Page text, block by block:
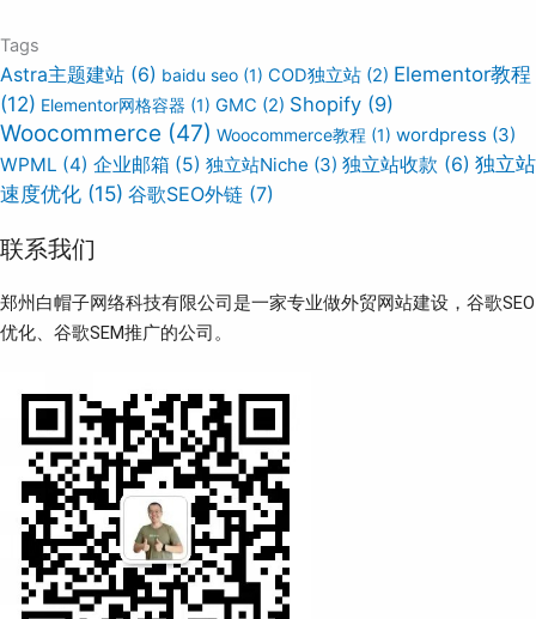
Tags
Astra主题建站 (6) baidu seo (1) COD独立站 (2) Elementor教程
(12) Elementor网格容器 (1) GMC (2) Shopify (9)
Woocommerce (47) Woocommerce教程 (1) wordpress (3)
WPML (4) 企业邮箱 (5) 独立站Niche (3) 独立站收款 (6) 独立站
速度优化 (15) 谷歌SEO外链 (7)
联系我们
郑州白帽子网络科技有限公司是一家专业做外贸网站建设，谷歌SEO
优化、谷歌SEM推广的公司。